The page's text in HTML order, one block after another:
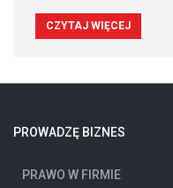
CZYTAJ WIĘCEJ
PROWADZĘ BIZNES
PRAWO W FIRMIE